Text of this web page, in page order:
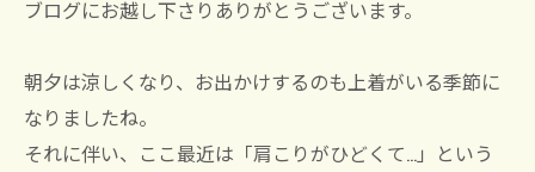
ブログにお越し下さりありがとうございます。
朝夕は涼しくなり、お出かけするのも上着がいる季節に
なりましたね。
それに伴い、ここ最近は「肩こりがひどくて…」という